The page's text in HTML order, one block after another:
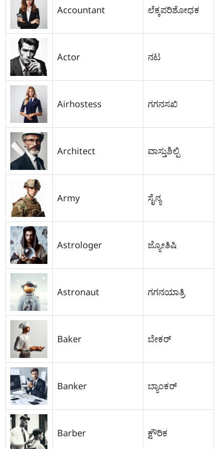
Accountant ಲೆಕ್ಕಪರಿಶೋಧಕ
Actor ನಟ
Airhostess ಗಗನಸಖಿ
Architect ವಾಸ್ತುಶಿಲ್ಪಿ
Army ಸೈನ್ಯ
Astrologer ಜ್ಯೋತಿಷಿ
Astronaut ಗಗನಯಾತ್ರಿ
Baker ಬೇಕರ್
Banker ಬ್ಯಾಂಕರ್
Barber ಕ್ಷೌರಿಕ